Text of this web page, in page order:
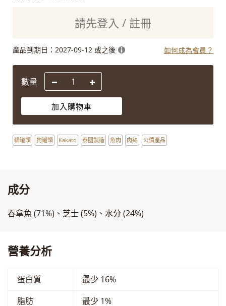
請先登入 / 註冊
產品到期日： 2027-09-12 或之後 如何成為會員？
數量
加入購物車
貓罐頭 狗罐頭 Kakato 泰國製造 魚肉 肉絲 公價產品
成分
吞拿魚 (71%)、芝士 (5%)、水分 (24%)
營養分析
蛋白質
最少 16%
脂肪
最少 1%